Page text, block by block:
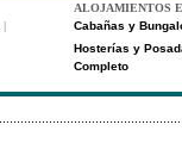
ALOJAMIENTOS
Cabañas y
Hosterías y
Completo